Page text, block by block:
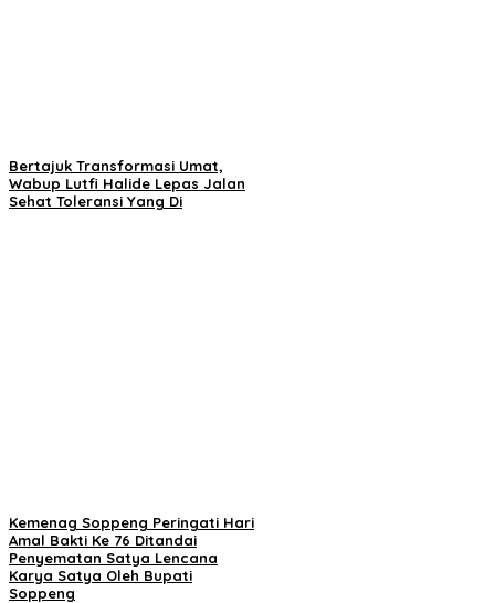
Bertajuk Transformasi Umat,
Wabup Lutfi Halide Lepas Jalan
Sehat Toleransi Yang Di
Kemenag Soppeng Peringati Hari
Amal Bakti Ke 76 Ditandai
Penyematan Satya Lencana
Karya Satya Oleh Bupati
Soppeng